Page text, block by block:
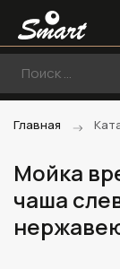
Главная
Мойка
чаша